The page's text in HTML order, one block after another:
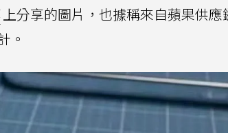
上分享的圖片，也據稱來自蘋果供應
。